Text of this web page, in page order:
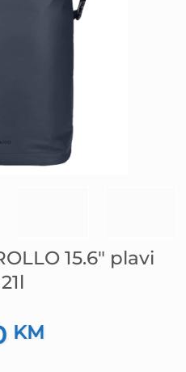
15.6″ plavi
KM